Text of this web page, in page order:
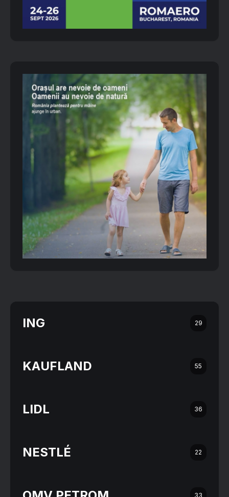
ING 29
KAUFLAND 55
LIDL 36
NESTLÉ 22
33